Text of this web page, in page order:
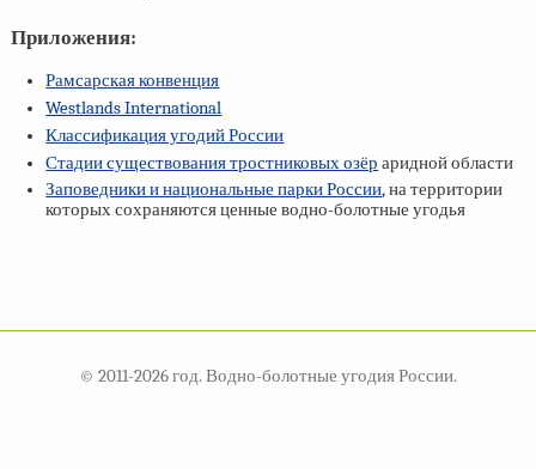
Приложения:
Рамсарская конвенция
Westlands International
Классификация угодий России
Стадии существования тростниковых озёр аридной области
Заповедники и национальные парки России, на территории
которых сохраняются ценные водно-болотные угодья
© 2011-2026 год. Водно-болотные угодия России.